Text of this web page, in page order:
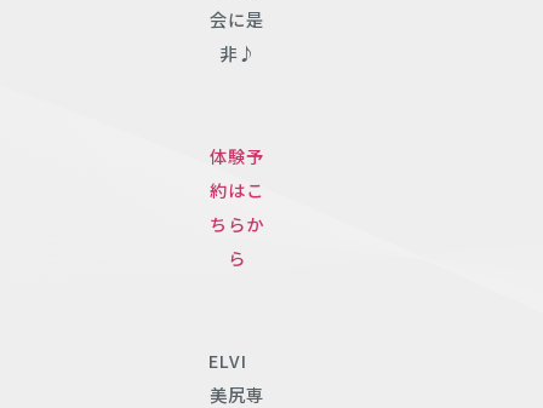
会に是
非♪
体験予
約はこ
ちらか
ら
ELVI
美尻専